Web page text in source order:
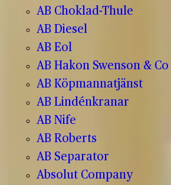
AB Choklad-Thule
AB Diesel
AB Eol
AB Hakon Swenson & Co
AB Köpmannatjänst
AB Lindénkranar
AB Nife
AB Roberts
AB Separator
Absolut Company